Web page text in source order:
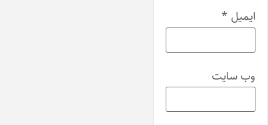
ایمیل *
وب‌ سایت